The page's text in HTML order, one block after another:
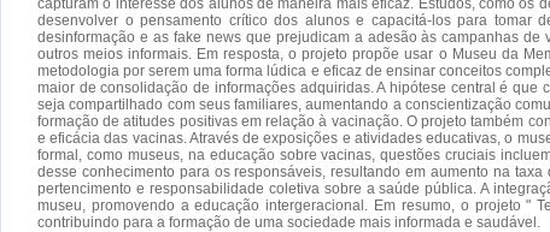
capturam o interesse dos alunos de maneira mais eficaz. Estudos, como
desenvolver o pensamento crítico dos alunos e capacitá-los para tomar
desinformação e as fake news que prejudicam a adesão às campanhas
outros meios informais. Em resposta, o projeto propõe usar o Museu da
metodologia por serem uma forma lúdica e eficaz de ensinar conceitos
maior de consolidação de informações adquiridas. A hipótese central é
seja compartilhado com seus familiares, aumentando a conscientização
formação de atitudes positivas em relação à vacinação. O projeto também
e eficácia das vacinas. Através de exposições e atividades educativas, o
formal, como museus, na educação sobre vacinas, questões cruciais
desse conhecimento para os responsáveis, resultando em aumento na
pertencimento e responsabilidade coletiva sobre a saúde pública. A
museu, promovendo a educação intergeracional. Em resumo, o projeto "
contribuindo para a formação de uma sociedade mais informada e saudável.